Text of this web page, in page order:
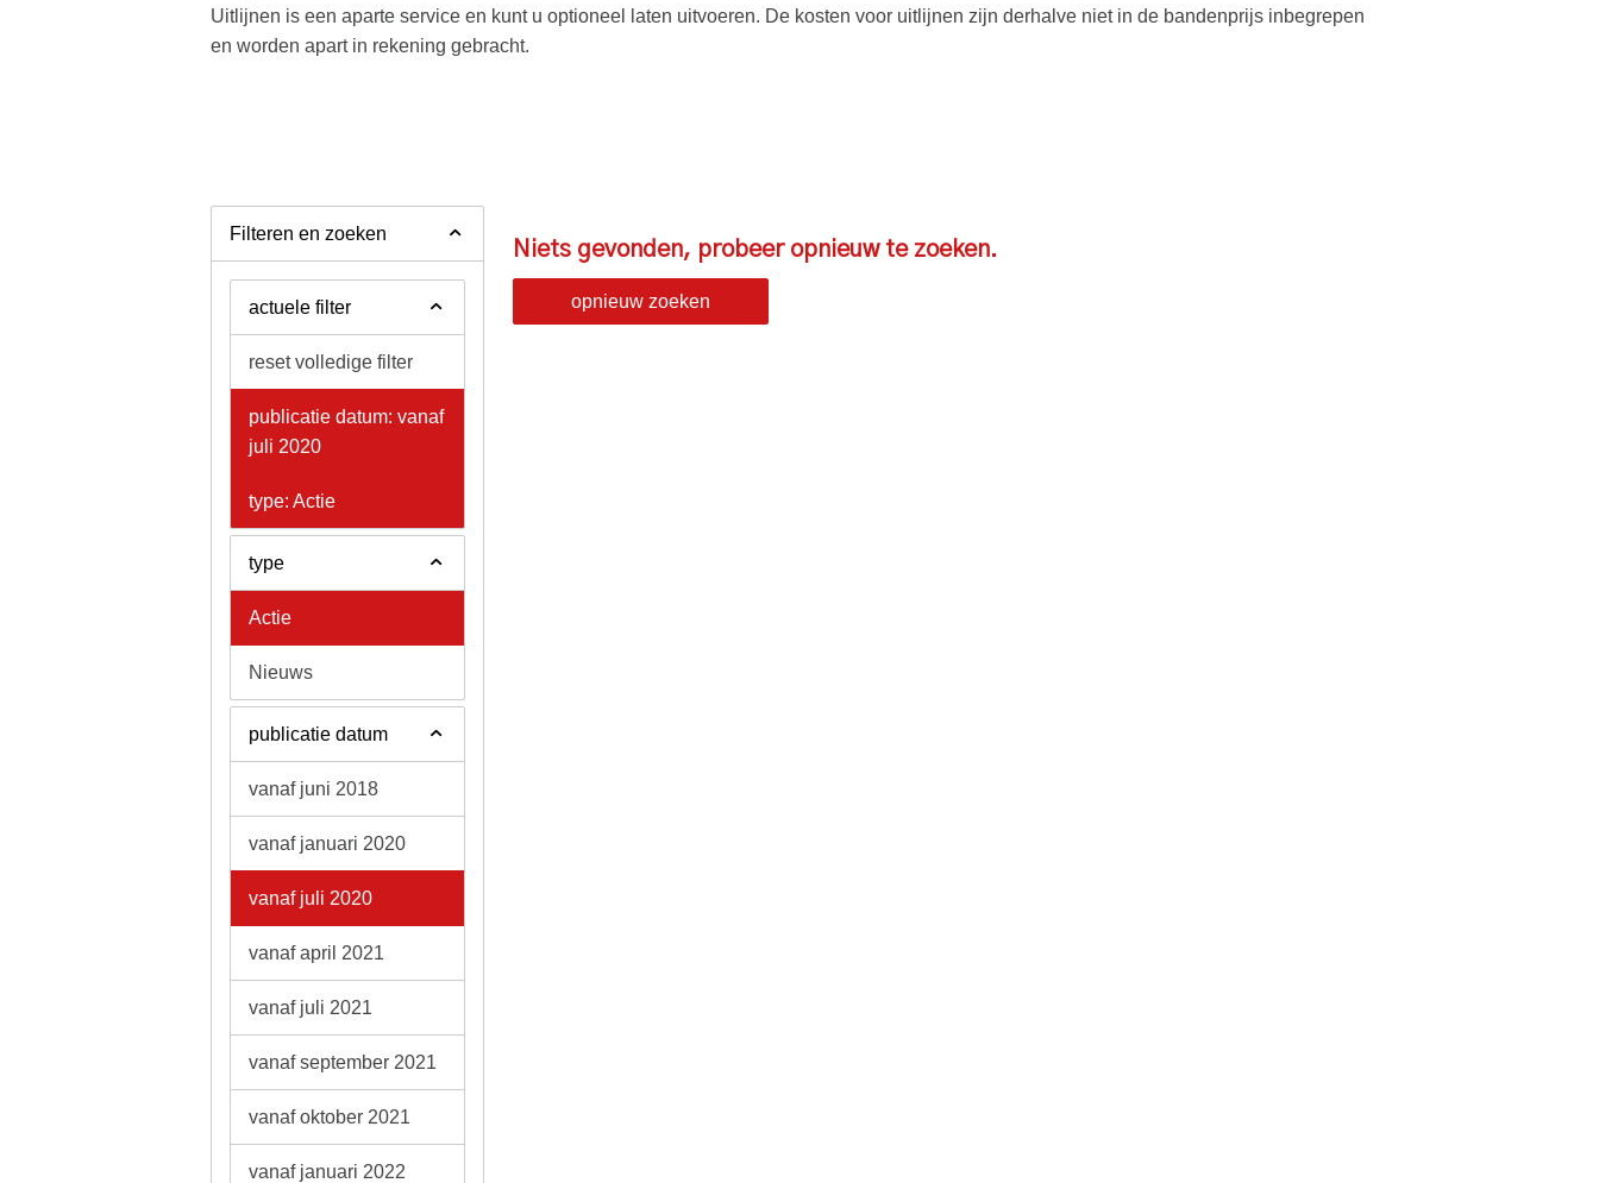
Uitlijnen is een aparte service en kunt u optioneel laten uitvoeren. De kosten voor uitlijnen zijn derhalve niet in de bandenprijs inbegrepen
en worden apart in rekening gebracht.
Filteren en zoeken
actuele filter
reset volledige filter
publicatie datum: vanaf
juli 2020
type: Actie
type
Actie
Nieuws
publicatie datum
vanaf juni 2018
vanaf januari 2020
vanaf juli 2020
vanaf april 2021
vanaf juli 2021
vanaf september 2021
vanaf oktober 2021
vanaf januari 2022
Niets gevonden, probeer opnieuw te zoeken.
opnieuw zoeken